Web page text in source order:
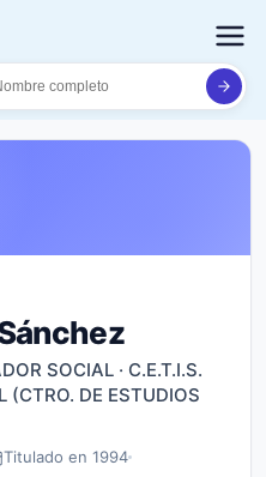
SOCIAL · C.E.T.I.S.
(CTRO. DE ESTUDIOS
Titulado en 1994